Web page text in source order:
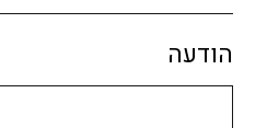
הודעה